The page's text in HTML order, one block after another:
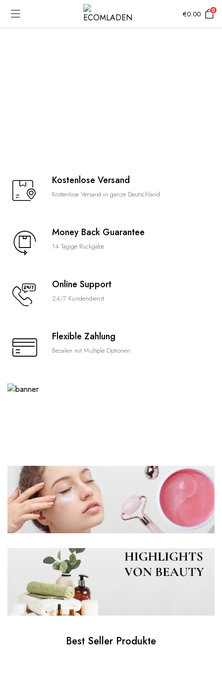
€0.00 0
Kostenlose Versand
Kostenlose Versand in ganze Deutschland.
Money Back Guarantee
14 Tagige Rückgabe
Online Support
24/7 Kundendienst
Flexible Zahlung
Bezalen mit Multiple Optionen
Best Seller Produkte